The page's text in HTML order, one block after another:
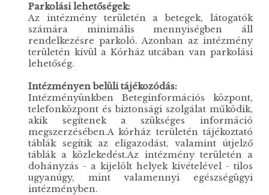
Parkolási lehetőségek:
Az intézmény területén a betegek, látogatók
számára minimális mennyiségben áll
rendelkezésre parkoló. Azonban az intézmény
területén kívül a Kórház utcában van parkolási
lehetőség.
Intézményen belüli tájékozódás:
Intézményünkben Beteginformációs központ,
telefonközpont és biztonsági szolgálat működik,
akik segítenek a szükséges információ
megszerzésében.A kórház területén tájékoztató
táblák segítik az eligazodást, valamint útjelző
táblák a közlekedést.Az intézmény területén a
dohányzás - a kijelölt helyek kivételével - tilos
ugyanúgy, mint valamennyi egészségügyi
intézményben.